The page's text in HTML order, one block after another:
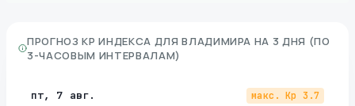
ПРОГНОЗ KP ИНДЕКСА ДЛЯ ВЛАДИМИРА НА 3 ДНЯ (ПО
3-ЧАСОВЫМ ИНТЕРВАЛАМ)
пт, 7 авг. макс. Kp 3.7